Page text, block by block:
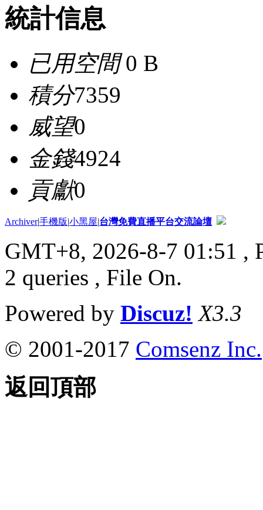
統計信息
已用空間0 B
積分7359
威望0
金錢4924
貢獻0
Archiver|手機版|小黑屋|台灣免費直播平台交流論壇
GMT+8, 2026-8-7 01:51 ,
2 queries , File On.
Powered by Discuz! X3.3
© 2001-2017 Comsenz Inc.
返回頂部